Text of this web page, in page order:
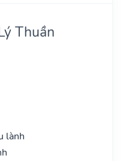
Thuần
lành